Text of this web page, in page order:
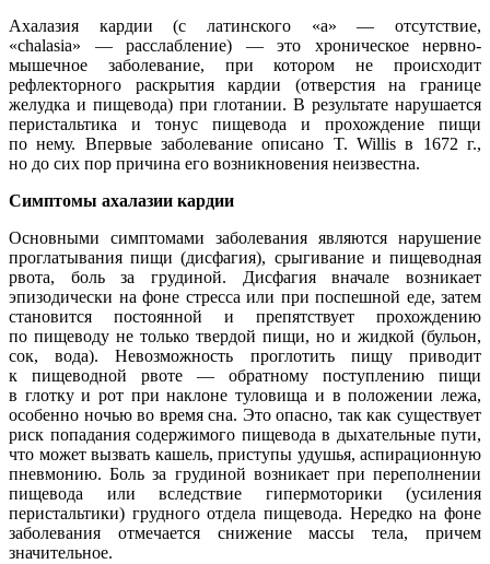
Ахалазия кардии (с латинского «а» — отсутствие,
«chalasia» — расслабление) — это хроническое нервно-
мышечное заболевание, при котором не происходит
рефлекторного раскрытия кардии (отверстия на границе
желудка и пищевода) при глотании. В результате нарушается
перистальтика и тонус пищевода и прохождение пищи
по нему. Впервые заболевание описано T. Willis в 1672 г.,
но до сих пор причина его возникновения неизвестна.
Симптомы ахалазии кардии
Основными симптомами заболевания являются нарушение
проглатывания пищи (дисфагия), срыгивание и пищеводная
рвота, боль за грудиной. Дисфагия вначале возникает
эпизодически на фоне стресса или при поспешной еде, затем
становится постоянной и препятствует прохождению
по пищеводу не только твердой пищи, но и жидкой (бульон,
сок, вода). Невозможность проглотить пищу приводит
к пищеводной рвоте — обратному поступлению пищи
в глотку и рот при наклоне туловища и в положении лежа,
особенно ночью во время сна. Это опасно, так как существует
риск попадания содержимого пищевода в дыхательные пути,
что может вызвать кашель, приступы удушья, аспирационную
пневмонию. Боль за грудиной возникает при переполнении
пищевода или вследствие гипермоторики (усиления
перистальтики) грудного отдела пищевода. Нередко на фоне
заболевания отмечается снижение массы тела, причем
значительное.